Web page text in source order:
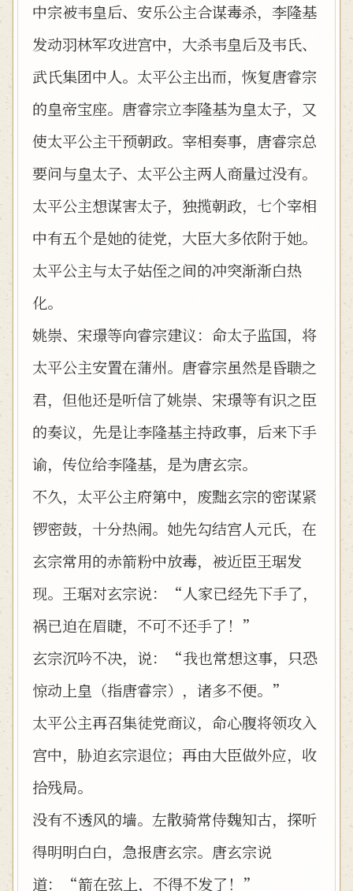
中宗被韦皇后、安乐公主合谋毒杀，李隆基
发动羽林军攻进宫中，大杀韦皇后及韦氏、
武氏集团中人。太平公主出而，恢复唐睿宗
的皇帝宝座。唐睿宗立李隆基为皇太子，又
使太平公主干预朝政。宰相奏事，唐睿宗总
要问与皇太子、太平公主两人商量过没有。
太平公主想谋害太子，独揽朝政，七个宰相
中有五个是她的徒党，大臣大多依附于她。
太平公主与太子姑侄之间的冲突渐渐白热
化。
姚崇、宋璟等向睿宗建议：命太子监国，将
太平公主安置在蒲州。唐睿宗虽然是昏聩之
君，但他还是听信了姚崇、宋璟等有识之臣
的奏议，先是让李隆基主持政事，后来下手
谕，传位给李隆基，是为唐玄宗。
不久，太平公主府第中，废黜玄宗的密谋紧
锣密鼓，十分热闹。她先勾结宫人元氏，在
玄宗常用的赤箭粉中放毒，被近臣王琚发
现。王琚对玄宗说：“人家已经先下手了，
祸已迫在眉睫，不可不还手了！”
玄宗沉吟不决，说：“我也常想这事，只恐
惊动上皇（指唐睿宗），诸多不便。”
太平公主再召集徒党商议，命心腹将领攻入
宫中，胁迫玄宗退位；再由大臣做外应，收
拾残局。
没有不透风的墙。左散骑常侍魏知古，探听
得明明白白，急报唐玄宗。唐玄宗说
道：“箭在弦上，不得不发了！”